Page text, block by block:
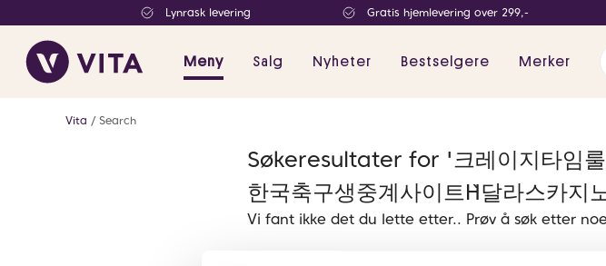
Lynrask levering Gratis hjemlevering over 299,-
Meny Salg Nyheter Bestselgere Merker
Vita Search
Søkeresultater for '크레이지타임
한국축구생중계사이트Ὴ달라스카지
Vi fant ikke det du lette etter.. Prøv å søk etter